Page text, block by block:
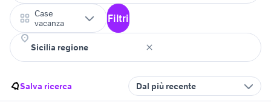
Case
vacanza
Filtri
Salva ricerca Dal più recente